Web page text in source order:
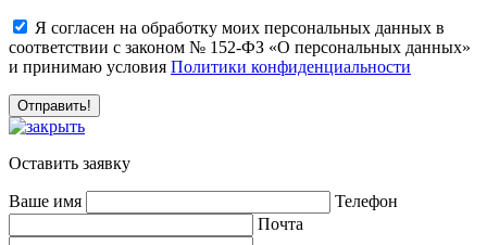
Я согласен на обработку моих персональных данных в
соответствии с законом № 152-ФЗ «О персональных данных»
и принимаю условия Политики конфиденциальности
Оставить заявку
Ваше имя
Телефон
Почта